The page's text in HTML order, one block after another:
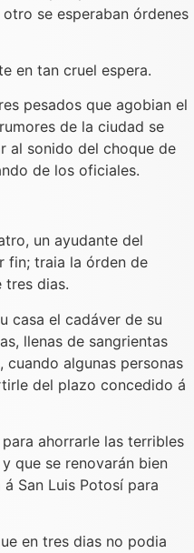
se esperaban órdenes
en tan cruel espera.
pesados que agobian el
de la ciudad se
al sonido del choque de
de los oficiales.
un ayudante del
fin; traia la órden de
tres dias.
casa el cadáver de su
llenas de sangrientas
cuando algunas personas
del plazo concedido á
ahorrarle las terribles
que se renovarán bien
San Luis Potosí para
en tres dias no podia